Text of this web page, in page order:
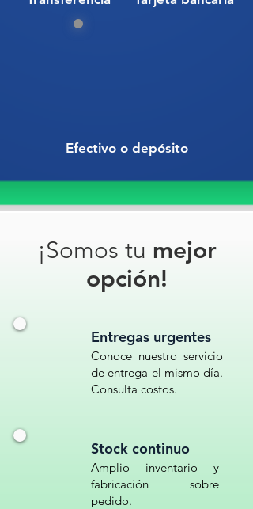
Efectivo o depósito
¡Somos tu mejor
opción!
Entregas urgentes
Conoce nuestro servicio
de entrega el mismo día.
Consulta costos.
Stock continuo
Amplio inventario y
fabricación sobre
pedido.